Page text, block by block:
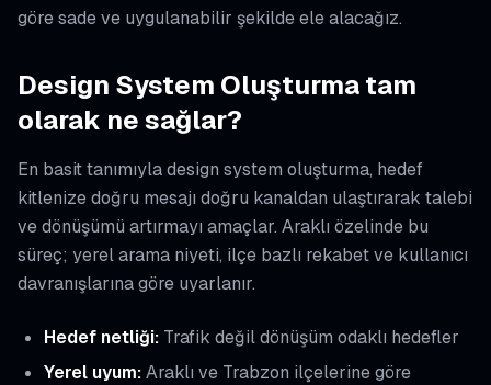
göre sade ve uygulanabilir şekilde ele alacağız.
Design System Oluşturma tam
olarak ne sağlar?
En basit tanımıyla design system oluşturma, hedef
kitlenize doğru mesajı doğru kanaldan ulaştırarak talebi
ve dönüşümü artırmayı amaçlar. Araklı özelinde bu
süreç; yerel arama niyeti, ilçe bazlı rekabet ve kullanıcı
davranışlarına göre uyarlanır.
Hedef netliği: Trafik değil dönüşüm odaklı hedefler
Yerel uyum:Araklı ve Trabzon ilçelerine göre